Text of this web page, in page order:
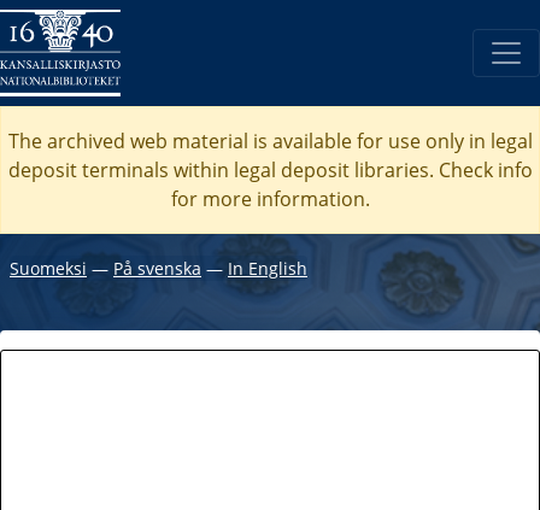
The archived web material is available for use only in legal
deposit terminals within legal deposit libraries. Check info
for more information.
Suomeksi ― På svenska ― In English